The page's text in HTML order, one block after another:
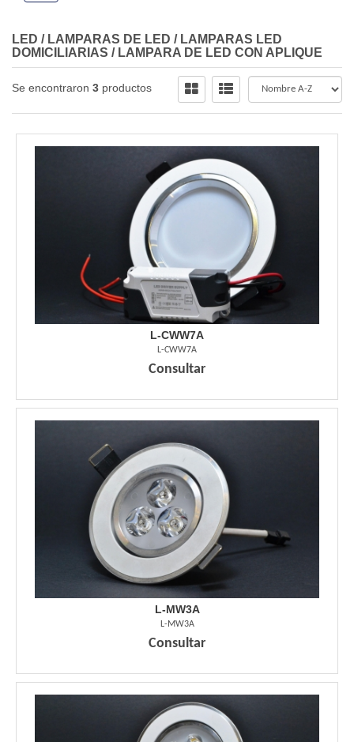
LED / LAMPARAS DE LED / LAMPARAS LED
DOMICILIARIAS / LAMPARA DE LED CON APLIQUE
Se encontraron 3 productos
L-CWW7A
L-CWW7A
Consultar
L-MW3A
L-MW3A
Consultar